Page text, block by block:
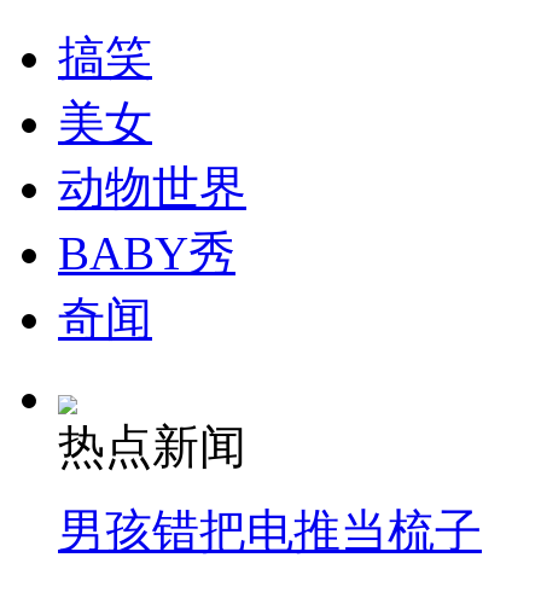
司机酒驾遇交警 急速倒车逃窜
搞笑
美女
动物世界
BABY秀
奇闻
热点新闻
男孩错把电推当梳子